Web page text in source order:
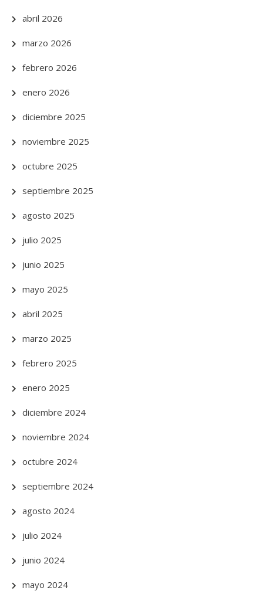
abril 2026
marzo 2026
febrero 2026
enero 2026
diciembre 2025
noviembre 2025
octubre 2025
septiembre 2025
agosto 2025
julio 2025
junio 2025
mayo 2025
abril 2025
marzo 2025
febrero 2025
enero 2025
diciembre 2024
noviembre 2024
octubre 2024
septiembre 2024
agosto 2024
julio 2024
junio 2024
mayo 2024